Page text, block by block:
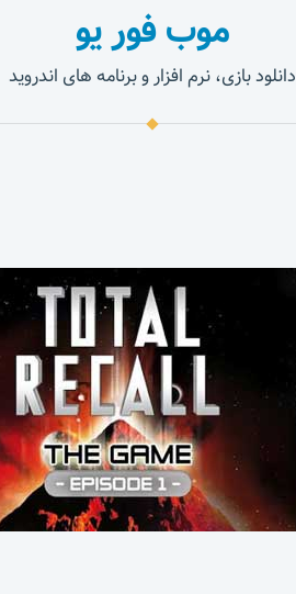
موب فور یو
دانلود بازی، نرم افزار و برنامه های اندروید